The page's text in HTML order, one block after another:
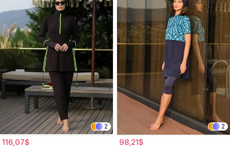
2
116,07$
2
98,21$